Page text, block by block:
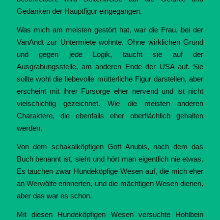
Gedanken der Hauptfigur eingegangen.
Was mich am meisten gestört hat, war die Frau, bei der
VanAndt zur Untermiete wohnte. Ohne wirklichen Grund
und gegen jede Logik, taucht sie auf der
Ausgrabungsstelle, am anderen Ende der USA auf. Sie
sollte wohl die liebevolle mütterliche Figur darstellen, aber
erscheint mit ihrer Fürsorge eher nervend und ist nicht
vielschichtig gezeichnet. Wie die meisten anderen
Charaktere, die ebenfalls eher oberflächlich gehalten
werden.
Von dem schakalköpfigen Gott Anubis, nach dem das
Buch benannt ist, sieht und hört man eigentlich nie etwas.
Es tauchen zwar Hundeköpfige Wesen auf, die mich eher
an Werwölfe erinnerten, und die mächtigen Wesen dienen,
aber das war es schon.
Mit diesen Hundeköpfigen Wesen versuchte Hohlbein